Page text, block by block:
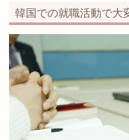
韓国での就職活動で大